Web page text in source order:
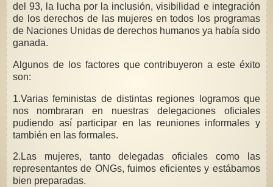
del 93, la lucha por la inclusión, visibilidad e integración
de los derechos de las mujeres en todos los programas
de Naciones Unidas de derechos humanos ya había sido
ganada.
Algunos de los factores que contribuyeron a este éxito
son:
1.Varias feministas de distintas regiones logramos que
nos nombraran en nuestras delegaciones oficiales
pudiendo así participar en las reuniones informales y
también en las formales.
2.Las mujeres, tanto delegadas oficiales como las
representantes de ONGs, fuimos eficientes y estábamos
bien preparadas.